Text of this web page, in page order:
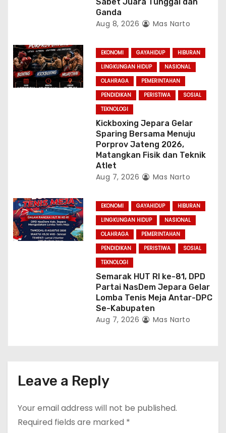
Ganda
Aug 8, 2026 Mas Narto
EKONOMI GAYAHIDUP
HIBURAN
LINGKUNGAN HIDUP
NASIONAL
OLAHRAGA
PEMERINTAHAN
PENDIDIKAN
PERISTIWA
SOSIAL
TEKNOLOGI
Kickboxing Jepara Gelar
Sparing Bersama Menuju
Porprov Jateng 2026,
Matangkan Fisik dan Teknik
Atlet
Aug 7, 2026 Mas Narto
EKONOMI GAYAHIDUP
HIBURAN
LINGKUNGAN HIDUP
NASIONAL
OLAHRAGA
PEMERINTAHAN
PENDIDIKAN
PERISTIWA
SOSIAL
TEKNOLOGI
Semarak HUT RI ke-81, DPD
Partai NasDem Jepara Gelar
Lomba Tenis Meja Antar-DPC
Se-Kabupaten
Aug 7, 2026 Mas Narto
Leave a Reply
Your email address will not be published.
Required fields are marked *